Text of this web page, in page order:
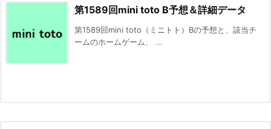
第1589回mini toto B予想＆詳細データ
第1589回mini toto（ミニトト）Bの予想と、該当チ
ームのホームゲーム、 ...